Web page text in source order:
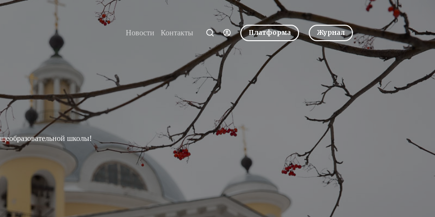
Новости Контакты Платформа Журнал
школы!